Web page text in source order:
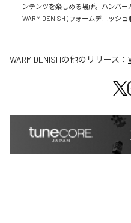
ンテンツを楽しめる場所。ハンバ
WARM DENISH (ウォームデニッシュ)
WARM DENISHの他のリリース：